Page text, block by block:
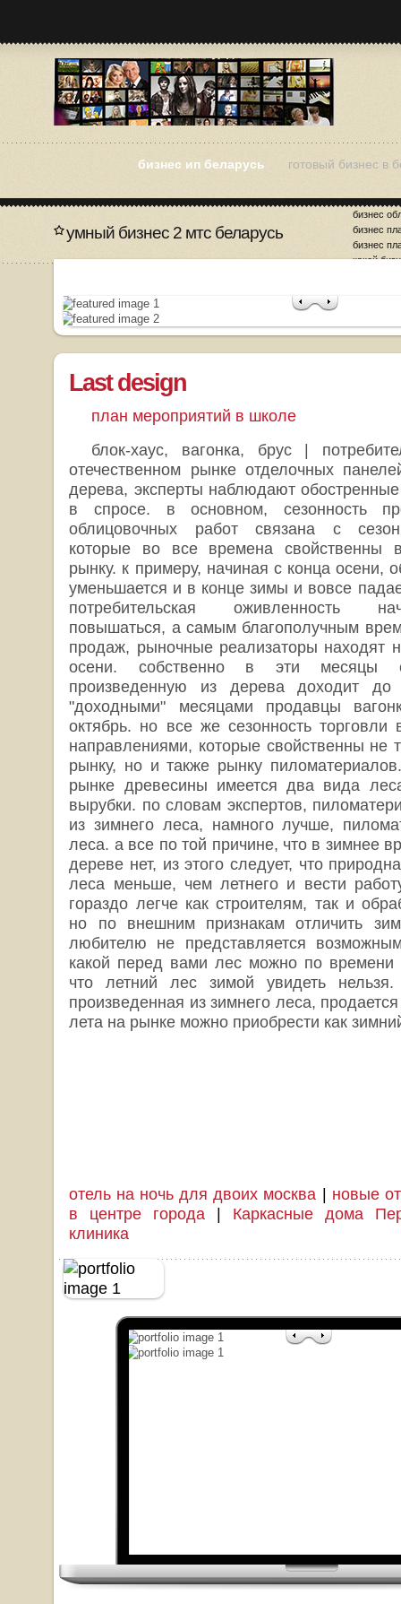
бизнес ип беларусь
бизнес
бизнес
бизнес
какой
готовый бизнес в
умный бизнес 2 мтс беларусь
Last design
план мероприятий в школе
блок-хаус, вагонка, брус |
отечественном рынке отделочных
дерева, эксперты наблюдают
в спросе. в основном, сезонность
облицовочных работ связана с
которые во все времена свойственны
рынку. к примеру, начиная с конца осени,
уменьшается и в конце зимы и вовсе
потребительская оживленность
повышаться, а самым благополучным
продаж, рыночные реализаторы находят
осени. собственно в эти месяцы
произведенную из дерева доходит до
"доходными" месяцами продавцы
октябрь. но все же сезонность торговли
направлениями, которые свойственны не
рынку, но и также рынку
рынке древесины имеется два вида
вырубки. по словам экспертов,
из зимнего леса, намного лучше,
леса. а все по той причине, что в зимнее
дереве нет, из этого следует, что
леса меньше, чем летнего и вести
гораздо легче как строителям, так и
но по внешним признакам отличить
любителю не представляется
какой перед вами лес можно по времени
что летний лес зимой увидеть
произведенная из зимнего леса,
лета на рынке можно приобрести как
отель на ночь для двоих москва | новые
в центре города | Каркасные дома
клиника